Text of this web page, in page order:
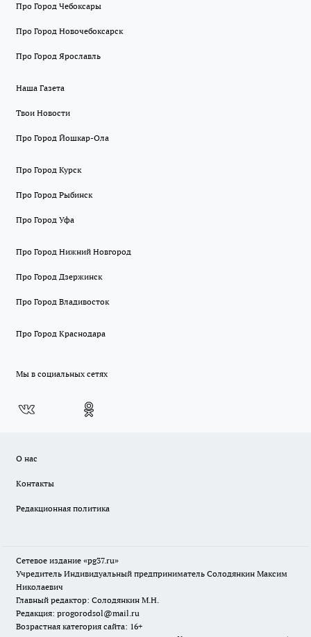
Про Город Чебоксары
Про Город Новочебоксарск
Про Город Ярославль
Наша Газета
Твои Новости
Про Город Йошкар-Ола
Про Город Курск
Про Город Рыбинск
Про Город Уфа
Про Город Нижний Новгород
Про Город Дзержинск
Про Город Владивосток
Про Город Краснодара
Мы в социальных сетях
О нас
Контакты
Редакционная политика
Сетевое издание «pg37.ru»
Учредитель Индивидуальный предприниматель Солодянкин Максим
Николаевич
Главный редактор: Солодянкин М.Н.
Редакция: progorodsol@mail.ru
Возрастная категория сайта: 16+